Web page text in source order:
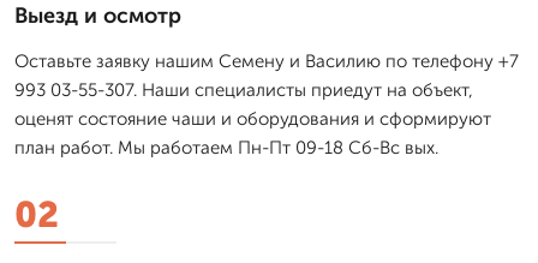
Выезд и осмотр
Оставьте заявку нашим Семену и Василию по телефону +7
993 03-55-307. Наши специалисты приедут на объект,
оценят состояние чаши и оборудования и сформируют
план работ. Мы работаем Пн-Пт 09-18 Сб-Вс вых.
02